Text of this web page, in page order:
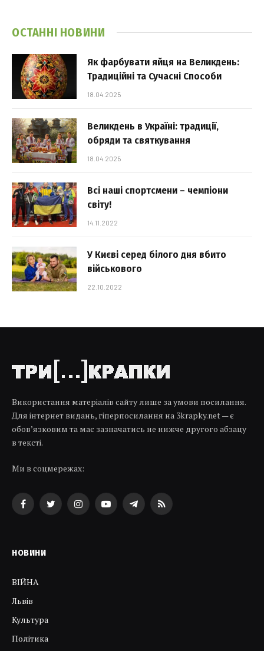
ОСТАННІ НОВИНИ
Як фарбувати яйця на Великдень:
Традиційні та Сучасні Способи
18.04.2025
Великдень в Україні: традиції,
обряди та святкування
18.04.2025
Всі наші спортсмени – чемпіони
світу!
14.11.2022
У Києві серед білого дня вбито
військового
22.10.2022
Використання матеріалів сайту лише за умови посилання.
Для інтернет видань, гіперпосилання на 3krapky.net — є
обов’язковим та має зазначатись не нижче другого абзацу
в тексті.
Ми в соцмережах:
FacebookTwitterInstagramYouTubeTelegramRSS
НОВИНИ
ВІЙНА
Львів
Культура
Політика